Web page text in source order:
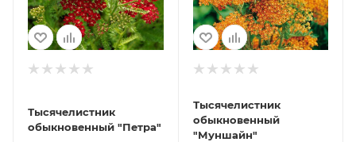
Тысячелистник
обыкновенный "Петра"
Тысячелистник
обыкновенный
"Муншайн"